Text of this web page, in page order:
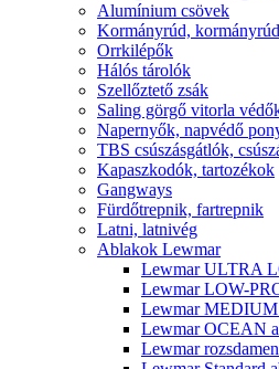
Alumínium csövek
Kormányrúd,
Orrkilépők
Hálós tárolók
Szellőztető zsák
Saling görgő vitorla
Napernyők, napvédő
TBS csúszásgátlók,
Kapaszkodók, tartozékok
Gangways
Fürdőtrepnik, fartrepnik
Latni, latnivég
Ablakok Lewmar
Lewmar ULTRA
Lewmar LOW-
Lewmar MEDIUM
Lewmar OCEAN
Lewmar